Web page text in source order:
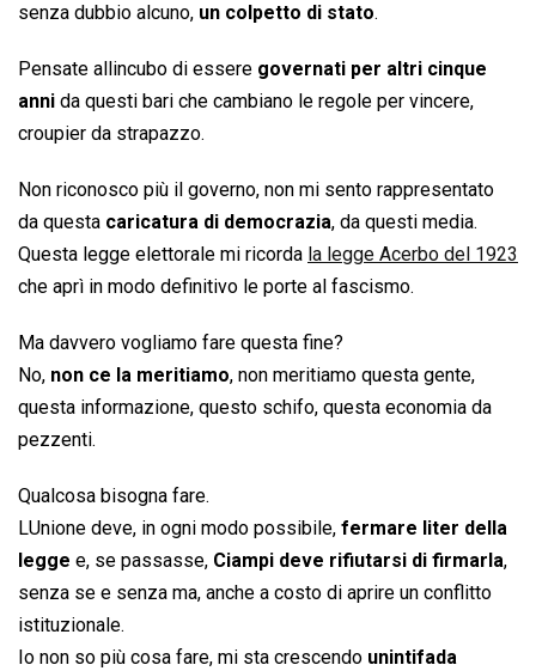
senza dubbio alcuno, un colpetto di stato.
Pensate allincubo di essere governati per altri cinque
anni da questi bari che cambiano le regole per vincere,
croupier da strapazzo.
Non riconosco più il governo, non mi sento rappresentato
da questa caricatura di democrazia, da questi media.
Questa legge elettorale mi ricorda la legge Acerbo del 1923
che aprì in modo definitivo le porte al fascismo.
Ma davvero vogliamo fare questa fine?
No, non ce la meritiamo, non meritiamo questa gente,
questa informazione, questo schifo, questa economia da
pezzenti.
Qualcosa bisogna fare.
LUnione deve, in ogni modo possibile, fermare liter della
legge e, se passasse, Ciampi deve rifiutarsi di firmarla,
senza se e senza ma, anche a costo di aprire un conflitto
istituzionale.
Io non so più cosa fare, mi sta crescendo unintifada